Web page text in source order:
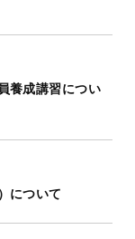
養成講習につい
について